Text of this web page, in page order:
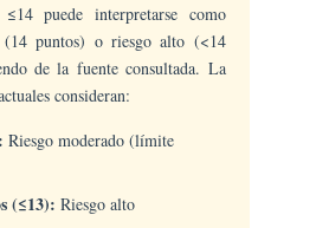
puede interpretarse como
(14 puntos) o riesgo alto (<14
de la fuente consultada. La
consideran:
Riesgo moderado (límite
(≤13): Riesgo alto